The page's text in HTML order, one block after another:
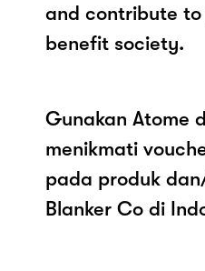
and contribute
benefit society.
Gunakan Atome
menikmati
pada produk
Blanker Co di